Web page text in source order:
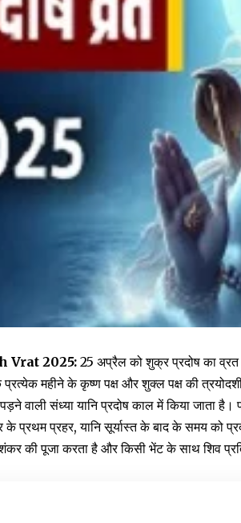
Vrat 2025:25 अप्रैल को शुक्र प्रदोष का व्रत
प्रत्येक महीने के कृष्ण पक्ष और शुक्ल पक्ष की
वाली संध्या यानि प्रदोष काल में किया जाता
के प्रथम प्रहर, यानि सूर्यास्त के बाद के समय
की पूजा करता है और किसी भेंट के साथ शिव